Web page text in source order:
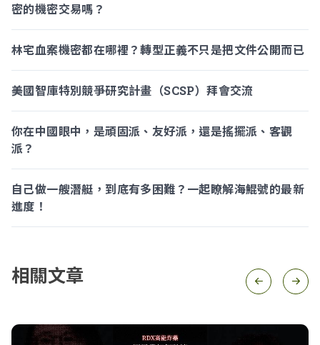
密的機密交易嗎？
林宅血案機密都在哪裡？轉型正義不只是把文件公開而已
美國智庫特別競爭研究計畫（SCSP）拜會交流
你在中國眼中，是頑固派、友好派，還是搖擺派、客觀
派？
自己做一艘潛艇，到底有多困難？一起瞭解海鯤號的最新
進度！
相關文章